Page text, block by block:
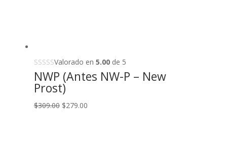
Valorado en 5.00de 5
NWP (Antes NW-P – New
Prost)
$309.00 Original
$279.00Current